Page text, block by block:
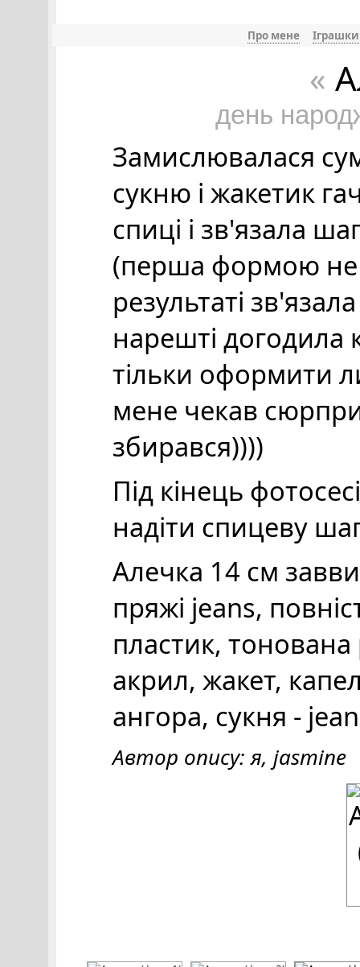
Про мене Іграшки
«
день
Замислювалася
сукню і жакетик
спиці і зв'язала
(перша формою не
результаті
нарешті догодила
тільки оформити
мене чекав
збирався))))
Під кінець
надіти спицеву
Алечка 14 см
пряжі jeans,
пластик,
акрил, жакет,
ангора, сукня -
Автор опису: я, jasmine